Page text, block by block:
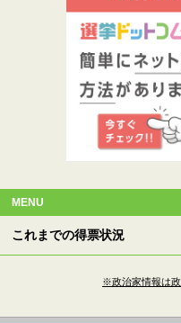
MENU
これまでの得票状況
※政治家情報は